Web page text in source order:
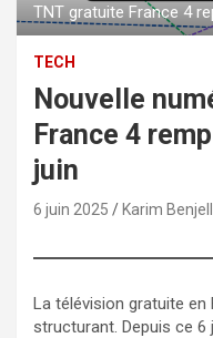
TNT gratuite France 4
TECH
Nouvelle
France 4
juin
6 juin 2025 Karim
La télévision gratuite
structurant. Depuis ce 6